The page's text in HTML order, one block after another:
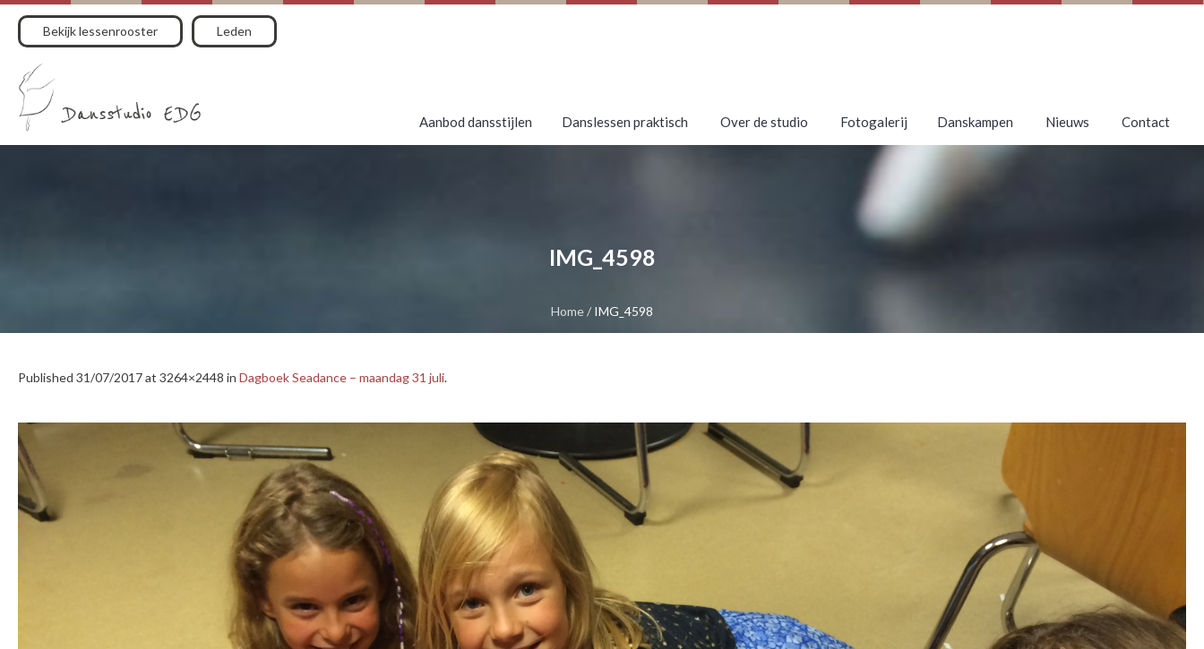
Bekijk lessenrooster Leden
Aanbod dansstijlen Danslessen praktisch Over de studio Fotogalerij Danskampen Nieuws Contact
IMG_4598
Home/ IMG_4598
Published 31/07/2017at 3264×2448 in Dagboek Seadance – maandag 31 juli.